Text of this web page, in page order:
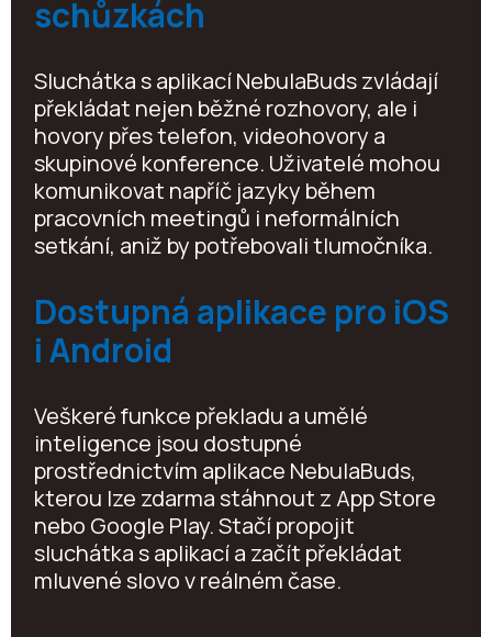
schůzkách
Sluchátka s aplikací NebulaBuds zvládají
překládat nejen běžné rozhovory, ale i
hovory přes telefon, videohovory a
skupinové konference. Uživatelé mohou
komunikovat napříč jazyky během
pracovních meetingů i neformálních
setkání, aniž by potřebovali tlumočníka.
Dostupná aplikace pro iOS
i Android
Veškeré funkce překladu a umělé
inteligence jsou dostupné
prostřednictvím aplikace NebulaBuds,
kterou lze zdarma stáhnout z App Store
nebo Google Play. Stačí propojit
sluchátka s aplikací a začít překládat
mluvené slovo v reálném čase.